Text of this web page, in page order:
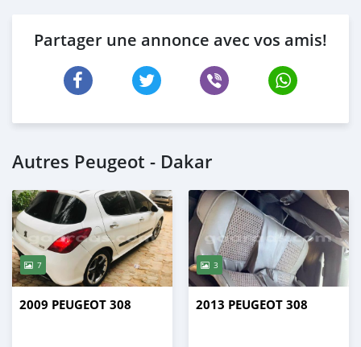
Partager une annonce avec vos amis!
Autres Peugeot - Dakar
7
2009 PEUGEOT 308
3
2013 PEUGEOT 308